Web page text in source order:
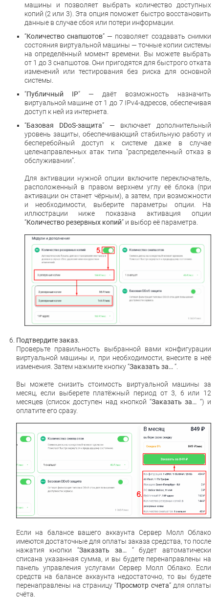
машины и позволяет выбрать количество доступных
копий (2 или 3). Эта опция поможет быстро восстановить
данные в случае сбоя или потери информации.
“Количество снапшотов” — позволяет создавать снимки
состояния виртуальной машины — точные копии системы
на определённый момент времени. Вы можете выбрать
от 1 до 3 снапшотов. Они пригодятся для быстрого отката
изменений или тестирования без риска для основной
системы.
“Публичный IP”
— даёт возможность назначить
виртуальной машине от 1 до 7 IPv4-адресов, обеспечивая
доступ к ней из интернета.
“Базовая DDoS-защита” — включает дополнительный
уровень защиты, обеспечивающий стабильную работу и
бесперебойный доступ к системе даже в случае
целенаправленных атак типа “распределенный отказ в
обслуживании”.
Для активации нужной опции включите переключатель,
расположенный в правом верхнем углу её блока (при
активации он станет чёрным), а затем, при возможности
и необходимости, выберите параметры опции. На
иллюстрации ниже показана активация опции
“Количество резервных копий” и выбор её параметра.
Подтвердите заказ.
Проверьте правильность выбранной вами конфигурации
виртуальной машины и, при необходимости, внесите в неё
изменения. Затем нажмите кнопку “Заказать за… “.
Вы можете снизить стоимость виртуальной машины за
месяц, если выберете платёжный период от 3, 6 или 12
месяцев (список доступен над кнопкой “Заказать за… “) и
оплатите его сразу.
Если на балансе вашего аккаунта Сервер Молл Облако
имеются достаточные для оплаты заказа средства, то после
нажатия кнопки “Заказать за… “ будет автоматически
списана указанная сумма, и вы будете перенаправлены на
панель управления услугами Сервер Молл Облако. Если
средств на балансе аккаунта недостаточно, то вы будете
перенаправлены на страницу “Просмотр счета“ для оплаты
счёта.